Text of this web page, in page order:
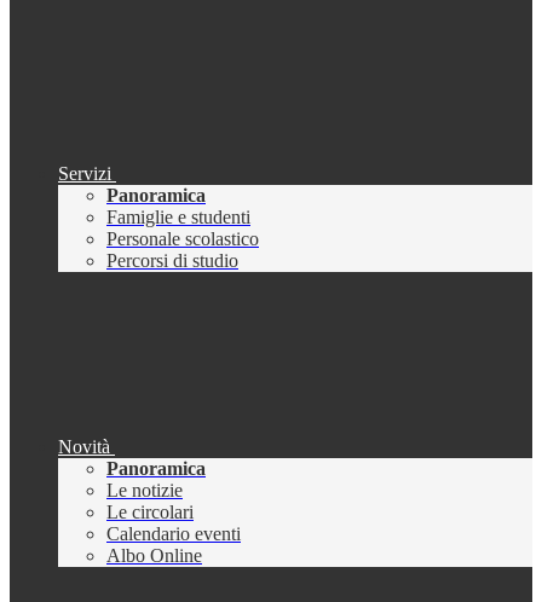
Servizi
Panoramica
Famiglie e studenti
Personale scolastico
Percorsi di studio
Novità
Panoramica
Le notizie
Le circolari
Calendario eventi
Albo Online